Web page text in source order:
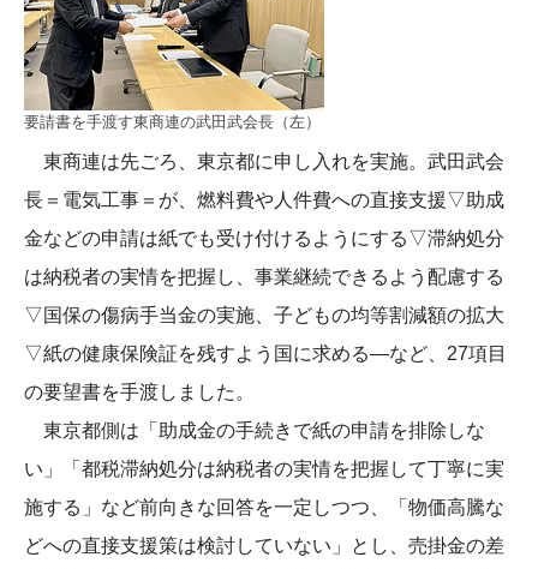
要請書を手渡す東商連の武田武会長（左）
東商連は先ごろ、東京都に申し入れを実施。武田武会
長＝電気工事＝が、燃料費や人件費への直接支援▽助成
金などの申請は紙でも受け付けるようにする▽滞納処分
は納税者の実情を把握し、事業継続できるよう配慮する
▽国保の傷病手当金の実施、子どもの均等割減額の拡大
▽紙の健康保険証を残すよう国に求める―など、27項目
の要望書を手渡しました。
東京都側は「助成金の手続きで紙の申請を排除しな
い」「都税滞納処分は納税者の実情を把握して丁寧に実
施する」など前向きな回答を一定しつつ、「物価高騰な
どへの直接支援策は検討していない」とし、売掛金の差